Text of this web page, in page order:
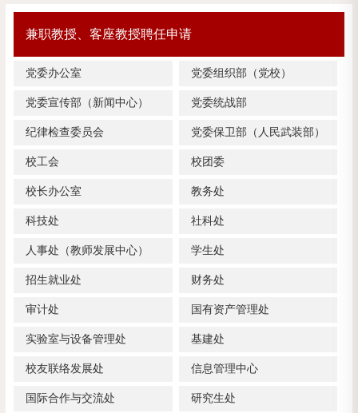
兼职教授、客座教授聘任申请
党委办公室 党委组织部（党校）
党委宣传部（新闻中心） 党委统战部
纪律检查委员会 党委保卫部（人民武装部）
校工会 校团委
校长办公室 教务处
科技处 社科处
人事处（教师发展中心） 学生处
招生就业处 财务处
审计处 国有资产管理处
实验室与设备管理处 基建处
校友联络发展处 信息管理中心
国际合作与交流处 研究生处